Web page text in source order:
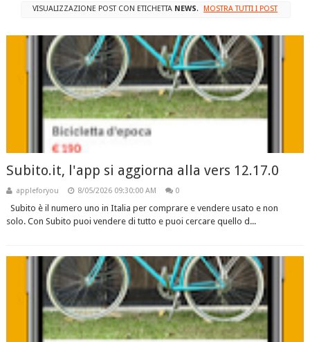
VISUALIZZAZIONE POST CON ETICHETTA NEWS. MOSTRA TUTTI I POST
Subito.it, l'app si aggiorna alla vers 12.17.0
appleforyou 8/05/2026 09:30:00 AM 0
Subito è il numero uno in Italia per comprare e vendere usato e non
solo. Con Subito puoi vendere di tutto e puoi cercare quello d...